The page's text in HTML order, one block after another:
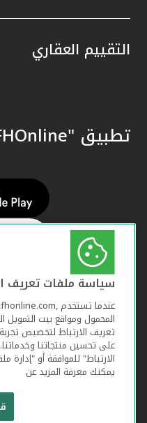
التقييم العقاري
تطبيق "KFHOnline" للهواتف الذكية
بيت التمويل الكويتي
سياسة ملفات تعريف
المحمول ومواقع بيت التمويل
تعريف الارتباط لتخصيص
على تحسين منتجاتنا
الارتباط" للموافقة أو "إدارة
يمكنك معرفة المزيد عن